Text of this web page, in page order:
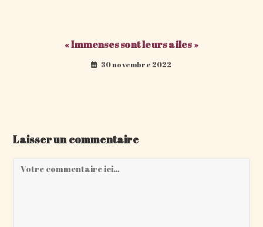
« Immenses sont leurs ailes »
30 novembre 2022
Laisser un commentaire
Comment